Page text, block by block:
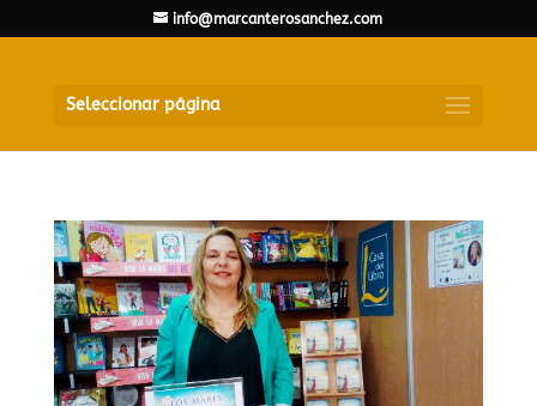
info@marcanterosanchez.com
Seleccionar página